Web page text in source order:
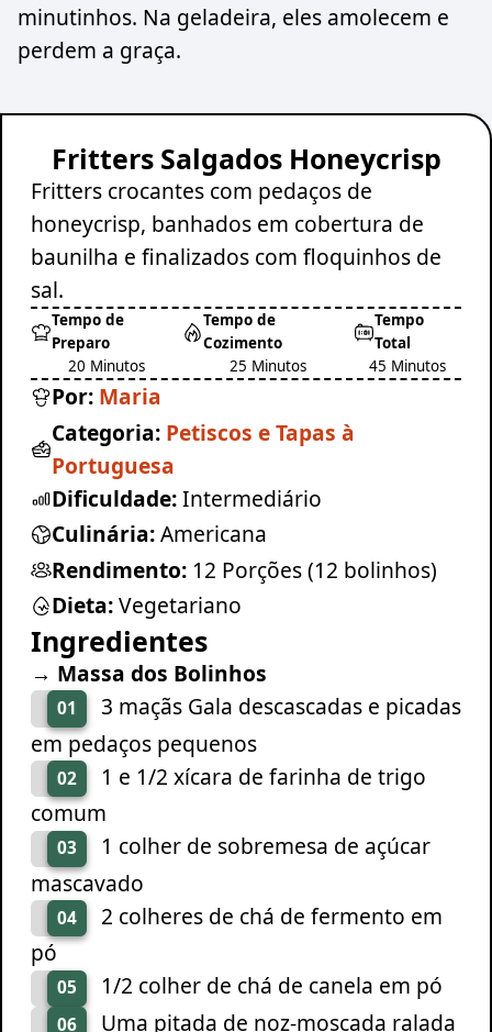
minutinhos. Na geladeira, eles amolecem e
perdem a graça.
Fritters Salgados Honeycrisp
Fritters crocantes com pedaços de
honeycrisp, banhados em cobertura de
baunilha e finalizados com floquinhos de
sal.
Tempo de
Preparo
20 Minutos
Tempo de
Cozimento
25 Minutos
Tempo
Total
45 Minutos
Por: Maria
Categoria: Petiscos e Tapas à
Portuguesa
Dificuldade:Intermediário
Culinária:Americana
Rendimento: 12 Porções (12 bolinhos)
Dieta:Vegetariano
Ingredientes
→ Massa dos Bolinhos
01
3 maçãs Gala descascadas e picadas
em pedaços pequenos
02
1 e 1/2 xícara de farinha de trigo
comum
03
1 colher de sobremesa de açúcar
mascavado
04
2 colheres de chá de fermento em
pó
05 1/2 colher de chá de canela em pó
06 Uma pitada de noz-moscada ralada